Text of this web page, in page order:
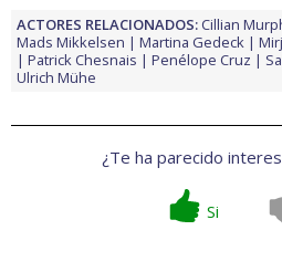
ACTORES RELACIONADOS:Cillian
Mads Mikkelsen
Martina Gedeck
Patrick Chesnais
Penélope Cruz
Ulrich Mühe
¿Te ha parecido
Si